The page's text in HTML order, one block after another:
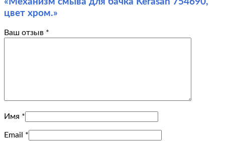
цвет хром.»
Ваш отзыв *
Имя *
Email *